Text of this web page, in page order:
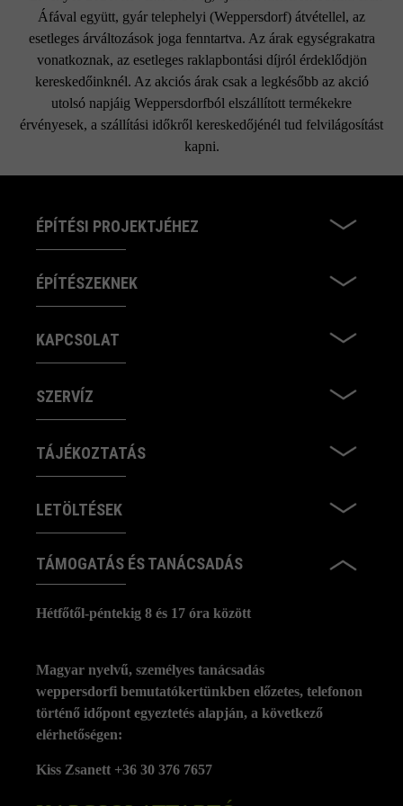
Áfával együtt, gyár telephelyi (Weppersdorf) átvétellel, az
esetleges árváltozások joga fenntartva. Az árak egységrakatra
vonatkoznak, az esetleges raklapbontási díjról érdeklődjön
kereskedőinknél. Az akciós árak csak a legkésőbb az akció
utolsó napjáig Weppersdorfból elszállított termékekre
érvényesek, a szállítási időkről kereskedőjénél tud felvilágosítást
kapni.
ÉPÍTÉSI PROJEKTJÉHEZ
ÉPÍTÉSZEKNEK
KAPCSOLAT
SZERVÍZ
TÁJÉKOZTATÁS
LETÖLTÉSEK
TÁMOGATÁS ÉS TANÁCSADÁS
Hétfőtől-péntekig 8 és 17 óra között
Magyar nyelvű, személyes tanácsadás
weppersdorfi bemutatókertünkben előzetes, telefonon
történő időpont egyeztetés alapján, a következő
elérhetőségen:
Kiss Zsanett +36 30 376 7657